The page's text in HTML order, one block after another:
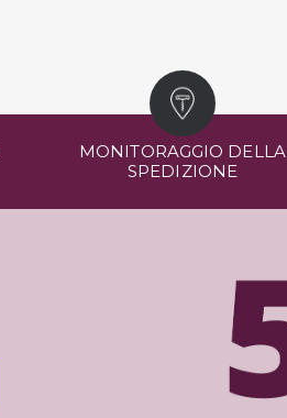
MONITORAGGIO DELLA
SPEDIZIONE